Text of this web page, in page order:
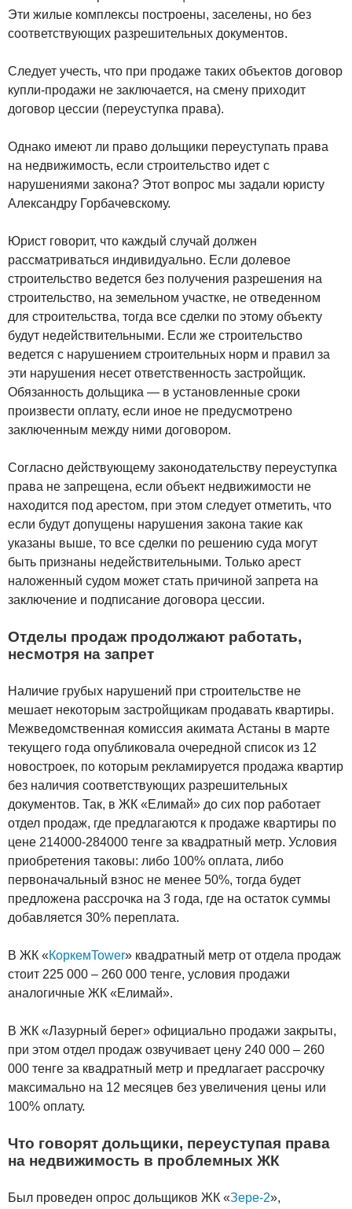
Эти жилые комплексы построены, заселены, но без
соответствующих разрешительных документов.
Следует учесть, что при продаже таких объектов договор
купли-продажи не заключается, на смену приходит
договор цессии (переуступка права).
Однако имеют ли право дольщики переуступать права
на недвижимость, если строительство идет с
нарушениями закона? Этот вопрос мы задали юристу
Александру Горбачевскому.
Юрист говорит, что каждый случай должен
рассматриваться индивидуально. Если долевое
строительство ведется без получения разрешения на
строительство, на земельном участке, не отведенном
для строительства, тогда все сделки по этому объекту
будут недействительными. Если же строительство
ведется с нарушением строительных норм и правил за
эти нарушения несет ответственность застройщик.
Обязанность дольщика — в установленные сроки
произвести оплату, если иное не предусмотрено
заключенным между ними договором.
Согласно действующему законодательству переуступка
права не запрещена, если объект недвижимости не
находится под арестом, при этом следует отметить, что
если будут допущены нарушения закона такие как
указаны выше, то все сделки по решению суда могут
быть признаны недействительными. Только арест
наложенный судом может стать причиной запрета на
заключение и подписание договора цессии.
Отделы продаж продолжают работать,
несмотря на запрет
Наличие грубых нарушений при строительстве не
мешает некоторым застройщикам продавать квартиры.
Межведомственная комиссия акимата Астаны в марте
текущего года опубликовала очередной список из 12
новостроек, по которым рекламируется продажа квартир
без наличия соответствующих разрешительных
документов. Так, в ЖК «Елимай» до сих пор работает
отдел продаж, где предлагаются к продаже квартиры по
цене 214000-284000 тенге за квадратный метр. Условия
приобретения таковы: либо 100% оплата, либо
первоначальный взнос не менее 50%, тогда будет
предложена рассрочка на 3 года, где на остаток суммы
добавляется 30% переплата.
В ЖК «КоркемTower» квадратный метр от отдела продаж
стоит 225 000 – 260 000 тенге, условия продажи
аналогичные ЖК «Елимай».
В ЖК «Лазурный берег» официально продажи закрыты,
при этом отдел продаж озвучивает цену 240 000 – 260
000 тенге за квадратный метр и предлагает рассрочку
максимально на 12 месяцев без увеличения цены или
100% оплату.
Что говорят дольщики, переуступая права
на недвижимость в проблемных ЖК
Был проведен опрос дольщиков ЖК «Зере-2»,